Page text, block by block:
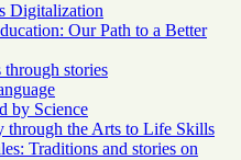
Digitalization
Our Path to a Better
stories
by Science
through the Arts to Life Skills
Traditions and stories on